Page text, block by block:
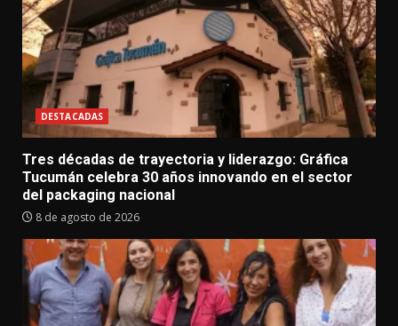
DESTACADAS
Tres décadas de trayectoria y liderazgo: Gráfica
Tucumán celebra 30 años innovando en el sector
del packaging nacional
8 de agosto de 2026